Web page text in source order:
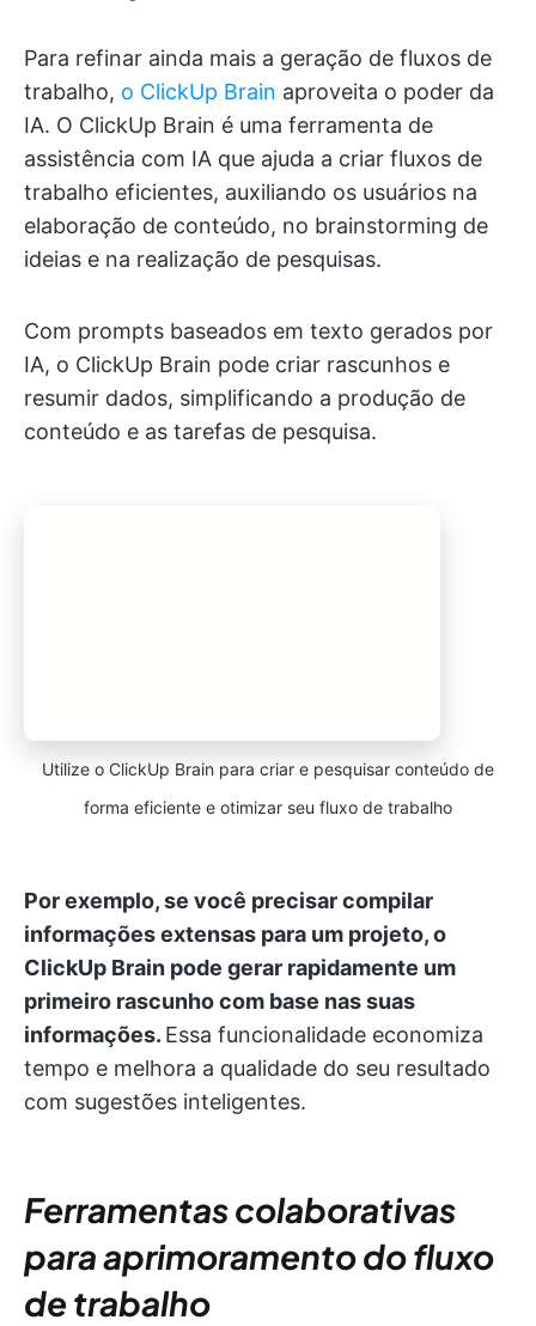
Para refinar ainda mais a geração de fluxos de
trabalho, o ClickUp Brain aproveita o poder da
IA. O ClickUp Brain é uma ferramenta de
assistência com IA que ajuda a criar fluxos de
trabalho eficientes, auxiliando os usuários na
elaboração de conteúdo, no brainstorming de
ideias e na realização de pesquisas.
Com prompts baseados em texto gerados por
IA, o ClickUp Brain pode criar rascunhos e
resumir dados, simplificando a produção de
conteúdo e as tarefas de pesquisa.
Utilize o ClickUp Brain para criar e pesquisar conteúdo de
forma eficiente e otimizar seu fluxo de trabalho
Por exemplo, se você precisar compilar
informações extensas para um projeto, o
ClickUp Brain pode gerar rapidamente um
primeiro rascunho com base nas suas
informações. Essa funcionalidade economiza
tempo e melhora a qualidade do seu resultado
com sugestões inteligentes.
Ferramentas colaborativas
para aprimoramento do fluxo
de trabalho